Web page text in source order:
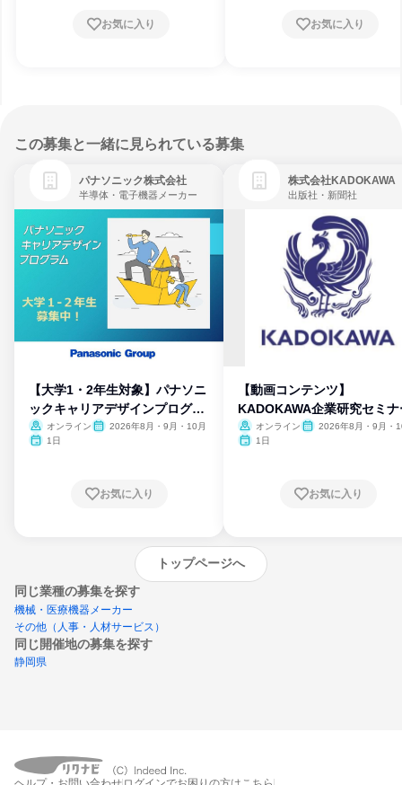
お気に入り お気に入り
この募集と一緒に見られている募集
パナソニック株式会社
半導体・電子機器メーカー
【大学1・2年生対象】パナソニ
ックキャリアデザインプログラ
ム
オンライン
2026年8月・9月・10月
1日
お気に入り
株式会社KADOKAWA
出版社・新聞社
【動画コンテンツ】
KADOKAWA企業研究セミナ
オンライン
2026年8月・9月・
1日
お気に入り
トップページへ
同じ業種の募集を探す
機械・医療機器メーカー
その他（人事・人材サービス）
同じ開催地の募集を探す
静岡県
エントリーするとプログラムの詳細案内を